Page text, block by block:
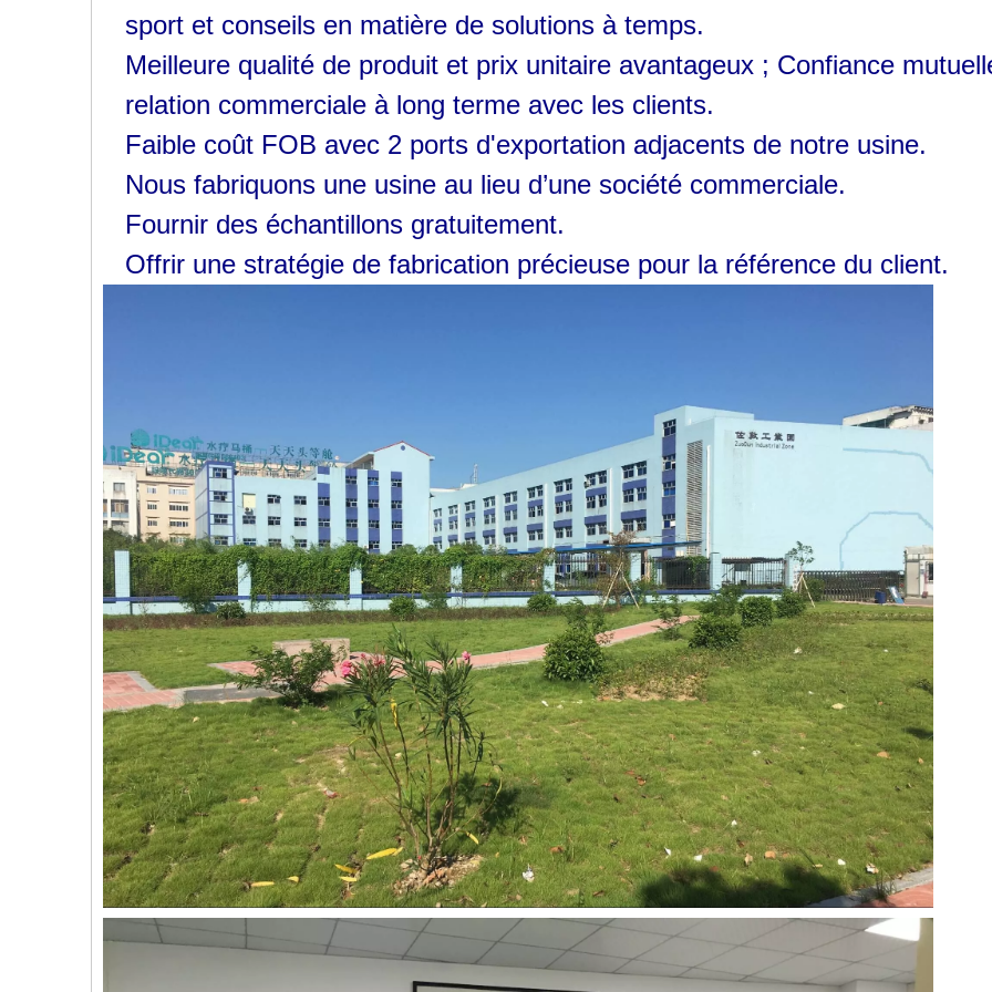
sport et conseils en matière de solutions à temps.
Meilleure qualité de produit et prix unitaire avantageux ; Confiance
relation commerciale à long terme avec les clients.
Faible coût FOB avec 2 ports d'exportation adjacents de notre usine.
Nous fabriquons une usine au lieu d’une société commerciale.
Fournir des échantillons gratuitement.
Offrir une stratégie de fabrication précieuse pour la référence du client.